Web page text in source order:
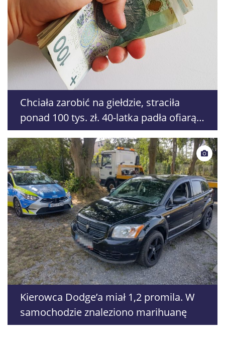
Chciała zarobić na giełdzie, straciła
ponad 100 tys. zł. 40-latka padła ofiarą
oszustów
Kierowca Dodge’a miał 1,2 promila. W
samochodzie znaleziono marihuanę